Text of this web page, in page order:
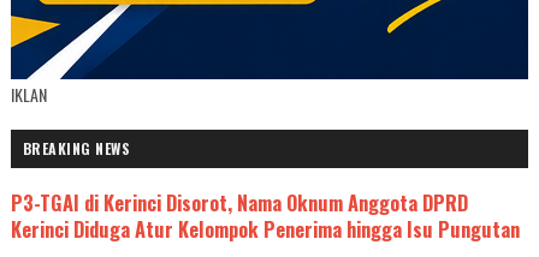
IKLAN
BREAKING NEWS
P3-TGAI di Kerinci Disorot, Nama Oknum Anggota DPRD
Kerinci Diduga Atur Kelompok Penerima hingga Isu Pungutan